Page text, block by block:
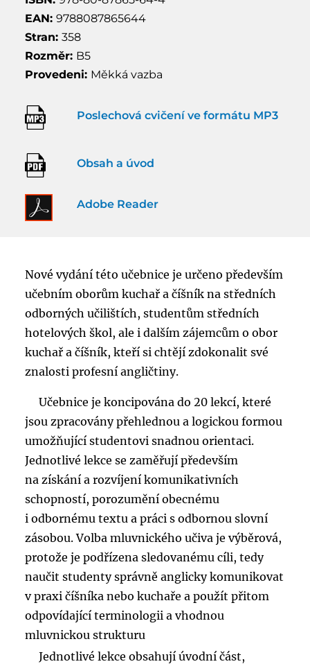
EAN: 9788087865644
Stran: 358
Rozměr: B5
Provedeni: Měkká vazba
Poslechová cvičení ve formátu MP3
Obsah a úvod
Adobe Reader
Nové vydání této učebnice je určeno především
učebním oborům kuchař a číšník na středních
odborných učilištích, studentům středních
hotelových škol, ale i dalším zájemcům o obor
kuchař a číšník, kteří si chtějí zdokonalit své
znalosti profesní angličtiny.
Učebnice je koncipována do 20 lekcí, které
jsou zpracovány přehlednou a logickou formou
umožňující studentovi snadnou orientaci.
Jednotlivé lekce se zaměřují především
na získání a rozvíjení komunikativních
schopností, porozumění obecnému
i odbornému textu a práci s odbornou slovní
zásobou. Volba mluvnického učiva je výběrová,
protože je podřízena sledovanému cíli, tedy
naučit studenty správně anglicky komunikovat
v praxi číšníka nebo kuchaře a použít přitom
odpovídající terminologii a vhodnou
mluvnickou strukturu
Jednotlivé lekce obsahují úvodní část,